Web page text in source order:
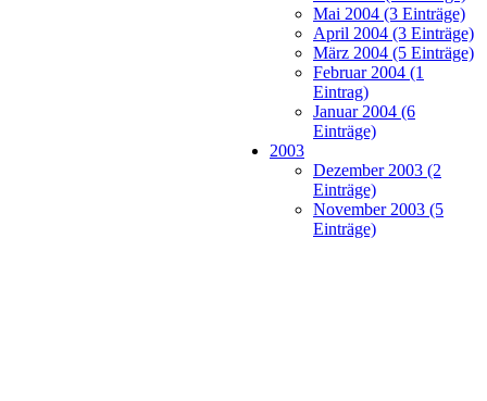
Mai 2004 (3 Einträge)
April 2004 (3 Einträge)
März 2004 (5 Einträge)
Februar 2004 (1
Eintrag)
Januar 2004 (6
Einträge)
2003
Dezember 2003 (2
Einträge)
November 2003 (5
Einträge)